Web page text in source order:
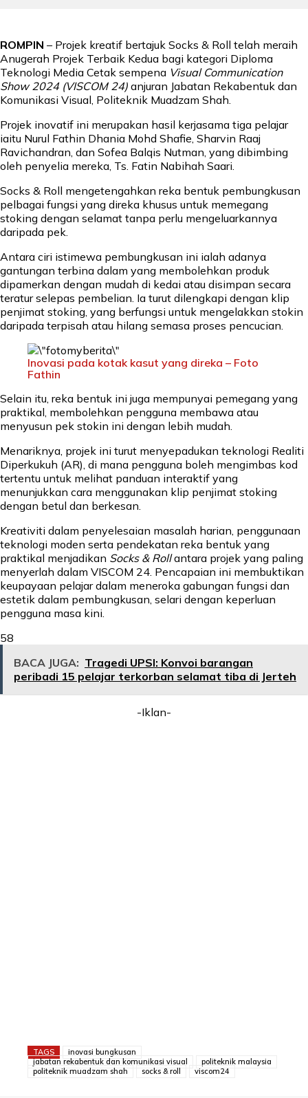
ROMPIN – Projek kreatif bertajuk Socks & Roll telah meraih
Anugerah Projek Terbaik Kedua bagi kategori Diploma
Teknologi Media Cetak sempena Visual Communication
Show 2024 (VISCOM 24) anjuran Jabatan Rekabentuk dan
Komunikasi Visual, Politeknik Muadzam Shah.
Projek inovatif ini merupakan hasil kerjasama tiga pelajar
iaitu Nurul Fathin Dhania Mohd Shafie, Sharvin Raaj
Ravichandran, dan Sofea Balqis Nutman, yang dibimbing
oleh penyelia mereka, Ts. Fatin Nabihah Saari.
Socks & Roll mengetengahkan reka bentuk pembungkusan
pelbagai fungsi yang direka khusus untuk memegang
stoking dengan selamat tanpa perlu mengeluarkannya
daripada pek.
Antara ciri istimewa pembungkusan ini ialah adanya
gantungan terbina dalam yang membolehkan produk
dipamerkan dengan mudah di kedai atau disimpan secara
teratur selepas pembelian. Ia turut dilengkapi dengan klip
penjimat stoking, yang berfungsi untuk mengelakkan stokin
daripada terpisah atau hilang semasa proses pencucian.
Inovasi pada kotak kasut yang direka – Foto
Fathin
Selain itu, reka bentuk ini juga mempunyai pemegang yang
praktikal, membolehkan pengguna membawa atau
menyusun pek stokin ini dengan lebih mudah.
Menariknya, projek ini turut menyepadukan teknologi Realiti
Diperkukuh (AR), di mana pengguna boleh mengimbas kod
tertentu untuk melihat panduan interaktif yang
menunjukkan cara menggunakan klip penjimat stoking
dengan betul dan berkesan.
Kreativiti dalam penyelesaian masalah harian, penggunaan
teknologi moden serta pendekatan reka bentuk yang
praktikal menjadikan Socks & Rollantara projek yang paling
menyerlah dalam VISCOM 24. Pencapaian ini membuktikan
keupayaan pelajar dalam meneroka gabungan fungsi dan
estetik dalam pembungkusan, selari dengan keperluan
pengguna masa kini.
58
BACA JUGA: Tragedi UPSI: Konvoi barangan
peribadi 15 pelajar terkorban selamat tiba di Jerteh
-Iklan-
TAGS
inovasi bungkusan
jabatan rekabentuk dan komunikasi visual
politeknik malaysia
politeknik muadzam shah
socks & roll viscom24